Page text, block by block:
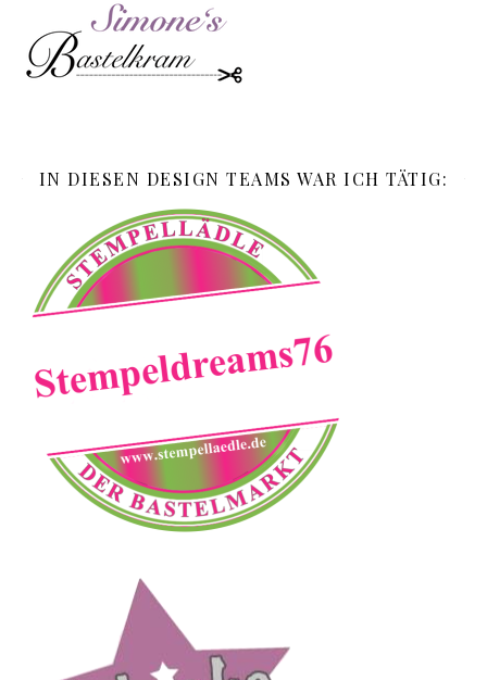
IN DIESEN DESIGN TEAMS WAR ICH TÄTIG: